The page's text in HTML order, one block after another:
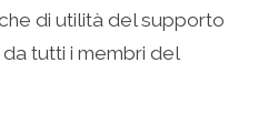
di utilità del supporto
tutti i membri del